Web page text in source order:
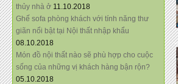
thủy nhà ở 11.10.2018
Ghế sofa phòng khách với tính năng thư
giãn nổi bật tại Nội thất nhập khẩu
08.10.2018
Món đồ nội thất nào sẽ phù hợp cho cuộc
sống của những vị khách hàng bận rộn?
05.10.2018